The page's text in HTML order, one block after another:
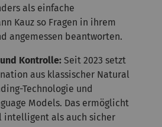
als einfache
Kauz so Fragen in ihrem
angemessen beantworten.
Kontrolle: Seit 2023 setzt
aus klassischer Natural
Technologie und
Models. Das ermöglicht
intelligent als auch sicher